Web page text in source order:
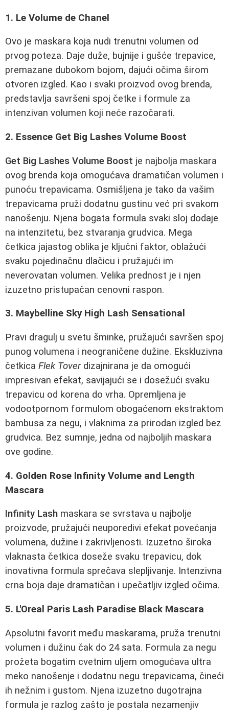
1. Le Volume de Chanel
Ovo je maskara koja nudi trenutni volumen od
prvog poteza. Daje duže, bujnije i gušće trepavice,
premazane dubokom bojom, dajući očima širom
otvoren izgled. Kao i svaki proizvod ovog brenda,
predstavlja savršeni spoj četke i formule za
intenzivan volumen koji neće razočarati.
2. Essence Get Big Lashes Volume Boost
Get Big Lashes Volume Boost je najbolja maskara
ovog brenda koja omogućava dramatičan volumen i
punoću trepavicama. Osmišljena je tako da vašim
trepavicama pruži dodatnu gustinu već pri svakom
nanošenju. Njena bogata formula svaki sloj dodaje
na intenzitetu, bez stvaranja grudvica. Mega
četkica jajastog oblika je ključni faktor, oblažući
svaku pojedinačnu dlačicu i pružajući im
neverovatan volumen. Velika prednost je i njen
izuzetno pristupačan cenovni raspon.
3. Maybelline Sky High Lash Sensational
Pravi dragulj u svetu šminke, pružajući savršen spoj
punog volumena i neograničene dužine. Ekskluzivna
četkica Flek Toverdizajnirana je da omogući
impresivan efekat, savijajući se i dosežući svaku
trepavicu od korena do vrha. Opremljena je
vodootpornom formulom obogaćenom ekstraktom
bambusa za negu, i vlaknima za prirodan izgled bez
grudvica. Bez sumnje, jedna od najboljih maskara
ove godine.
4. Golden Rose Infinity Volume and Length
Mascara
Infinity Lash maskara se svrstava u najbolje
proizvode, pružajući neuporedivi efekat povećanja
volumena, dužine i zakrivljenosti. Izuzetno široka
vlaknasta četkica doseže svaku trepavicu, dok
inovativna formula sprečava slepljivanje. Intenzivna
crna boja daje dramatičan i upečatljiv izgled očima.
5. L'Oreal Paris Lash Paradise Black Mascara
Apsolutni favorit među maskarama, pruža trenutni
volumen i dužinu čak do 24 sata. Formula za negu
prožeta bogatim cvetnim uljem omogućava ultra
meko nanošenje i dodatnu negu trepavicama, čineći
ih nežnim i gustom. Njena izuzetno dugotrajna
formula je razlog zašto je postala nezamenjiv